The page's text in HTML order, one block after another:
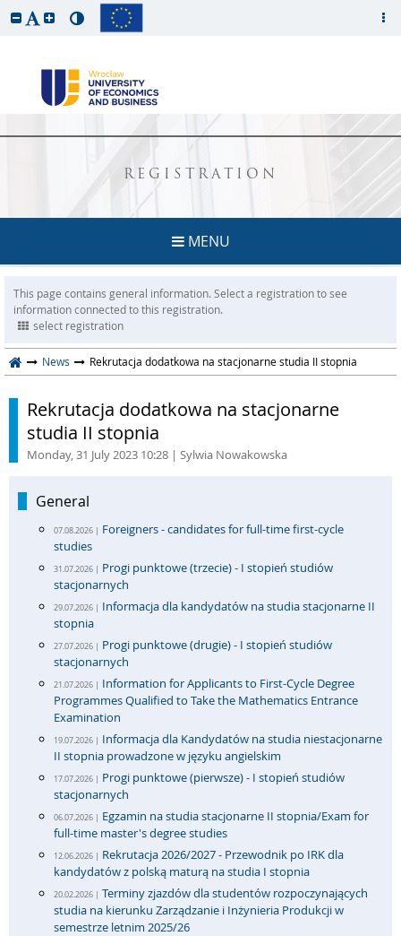
REGISTRATION
MENU
This page contains general information. Select a registration to see
information connected to this registration.
select registration
News Rekrutacja dodatkowa na stacjonarne studia II stopnia
Rekrutacja dodatkowa na stacjonarne
studia II stopnia
Monday, 31 July 2023 10:28 | Sylwia Nowakowska
General
07.08.2026 | Foreigners - candidates for full-time first-cycle
studies
31.07.2026 | Progi punktowe (trzecie) - I stopień studiów
stacjonarnych
29.07.2026 | Informacja dla kandydatów na studia stacjonarne II
stopnia
27.07.2026 | Progi punktowe (drugie) - I stopień studiów
stacjonarnych
21.07.2026 | Information for Applicants to First-Cycle Degree
Programmes Qualified to Take the Mathematics Entrance
Examination
19.07.2026 | Informacja dla Kandydatów na studia niestacjonarne
II stopnia prowadzone w języku angielskim
17.07.2026 | Progi punktowe (pierwsze) - I stopień studiów
stacjonarnych
06.07.2026 | Egzamin na studia stacjonarne II stopnia/Exam for
full-time master's degree studies
12.06.2026 | Rekrutacja 2026/2027 - Przewodnik po IRK dla
kandydatów z polską maturą na studia I stopnia
20.02.2026 | Terminy zjazdów dla studentów rozpoczynających
studia na kierunku Zarządzanie i Inżynieria Produkcji w
semestrze letnim 2025/26